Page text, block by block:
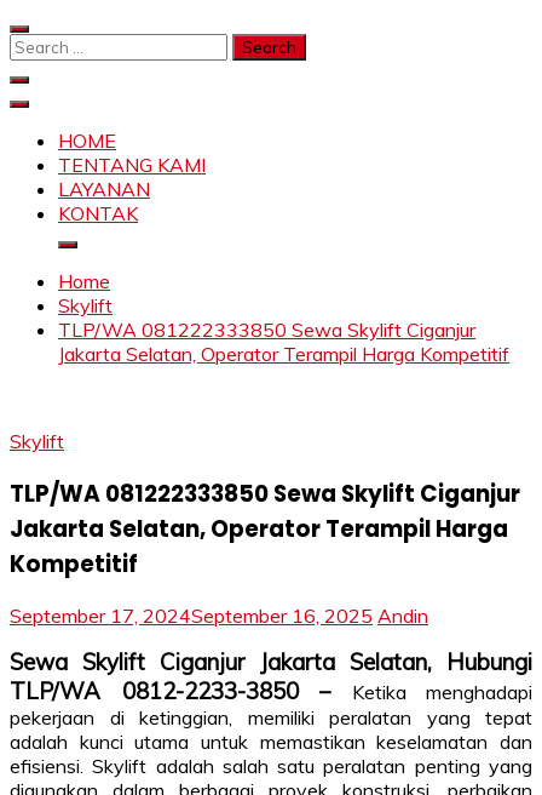
Skip
to
Search
SKYLIFTHOME
TENTANG KAMI
LAYANAN
KONTAK
Home
Skylift
TLP/WA 081222333850 Sewa Skylift Ciganjur
Jakarta Selatan, Operator Terampil Harga Kompetitif
Skylift
TLP/WA 081222333850 Sewa Skylift Ciganjur
Jakarta Selatan, Operator Terampil Harga
Kompetitif
September 17, 2024September 16, 2025 Andin
Sewa Skylift Ciganjur Jakarta Selatan, Hubungi
TLP/WA 0812-2233-3850 –
Ketika menghadapi
pekerjaan di ketinggian, memiliki peralatan yang tepat
adalah kunci utama untuk memastikan keselamatan dan
efisiensi. Skylift adalah salah satu peralatan penting yang